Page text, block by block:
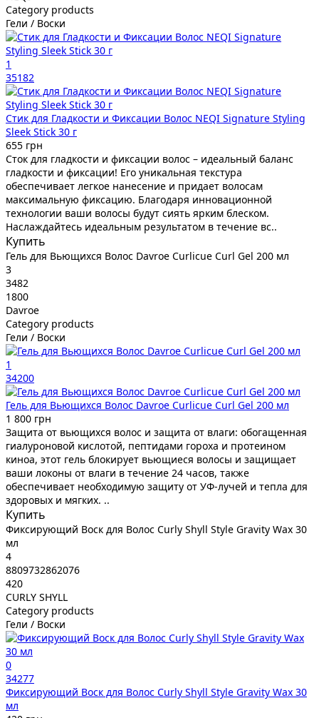
Category products
Гели / Воски
1
35182
Стик для Гладкости и Фиксации Волос NEQI Signature Styling
Sleek Stick 30 г
655 грн
Сток для гладкости и фиксации волос – идеальный баланс
гладкости и фиксации! Его уникальная текстура
обеспечивает легкое нанесение и придает волосам
максимальную фиксацию. Благодаря инновационной
технологии ваши волосы будут сиять ярким блеском.
Наслаждайтесь идеальным результатом в течение вс..
Купить
Гель для Вьющихся Волос Davroe Curlicue Curl Gel 200 мл
3
3482
1800
Davroe
Category products
Гели / Воски
1
34200
Гель для Вьющихся Волос Davroe Curlicue Curl Gel 200 мл
1 800 грн
Защита от вьющихся волос и защита от влаги: обогащенная
гиалуроновой кислотой, пептидами гороха и протеином
киноа, этот гель блокирует вьющиеся волосы и защищает
ваши локоны от влаги в течение 24 часов, также
обеспечивает необходимую защиту от УФ-лучей и тепла для
здоровых и мягких. ..
Купить
Фиксирующий Воск для Волос Curly Shyll Style Gravity Wax 30
мл
4
8809732862076
420
CURLY SHYLL
Category products
Гели / Воски
0
34277
Фиксирующий Воск для Волос Curly Shyll Style Gravity Wax 30
мл